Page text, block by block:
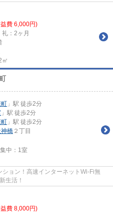
費 6,000円)
：2ヶ月
㎡
」駅 徒歩2分
」駅 徒歩2分
」駅 徒歩2分
神橋 ２丁目
中： 1室
ョン！高速インターネットWi-Fi無
生活！
費 8,000円)